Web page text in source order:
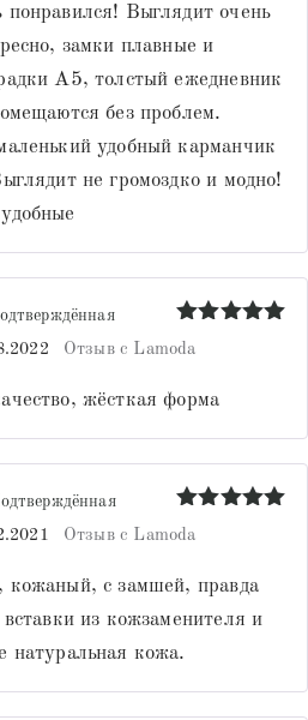
понравился! Выглядит очень
замки плавные и
А5, толстый ежедневник
без проблем.
удобный карманчик
не громоздко и модно!
Оценка
из 5
Отзыв с Lamoda
жёсткая форма
Оценка
из 5
Отзыв с Lamoda
кожаный, с замшей, правда
вставки из кожзаменителя и
натуральная кожа.